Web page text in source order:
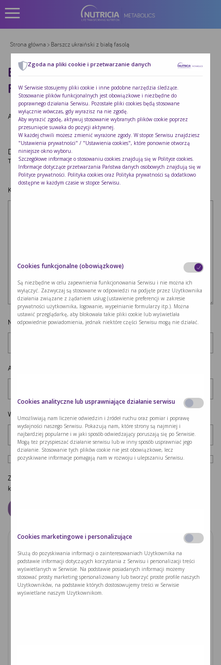
Strona główna> Barszcz ukraiński z białą fasolą
BARSZCZ UKRAIŃSKI Z BIAŁĄ
FASOLĄ
Autor:Redakcja Nutricia|Opublikowano:2022-10-24
Dodaj komentarz
Twój adres e-mail nie zostanie opublikowany. Wymagane pola są oznaczone
Komentarz
Nazwa*
Adres e-mail
Witryna internetowa
Zapamiętaj moje dane w tej przeglądarce podczas pisania kolejnych
komentarzy.
Zobacz również
PODUSZKI Z PAPIERU RYŻOWEGO Z
JACKFRUITEM I WARZYWAMI
Zgoda na pliki cookie i przetwarzanie danych
W Serwisie stosujemy pliki cookie i inne podobne narzędzia śledzące.
Stosowanie plików funkcjonalnych jest obowiązkowe i niezbędne do
poprawnego działania Serwisu. Pozostałe pliki cookies będą stosowane
wyłącznie wówczas, gdy wyrazisz na nie zgodę.
Aby wyrazić zgodę, aktywuj stosowanie wybranych plików cookie poprzez
przesunięcie suwaka do pozycji aktywnej.
W każdej chwili możesz zmienić wyrażone zgody. W stopce Serwisu znajdziesz
"Ustawienia prywatności" / "Ustawienia cookies", które ponownie otworzą
niniejsze okno wyboru.
Szczegółowe informacje o stosowaniu cookies znajdują się w Polityce cookies
Informacje dotyczące przetwarzania Państwa danych osobowych znajdują się w
Polityce prywatności . Polityka cookies oraz Polityka prywatności są dodatkowo
dostępne w każdym czasie w stopce Serwisu.
Cookies funkcjonalne (obowiązkowe)
Są niezbędne w celu zapewnienia funkcjonowania Serwisu i nie można ich
wyłączyć. Zazwyczaj są stosowane w odpowiedzi na podjęte przez Użytkownika
działania związane z żądaniem usług (ustawienie preferencji w zakresie
prywatności użytkownika, logowanie, wypełnianie formularzy itp.). Można
ustawić przeglądarkę, aby blokowała takie pliki cookie lub wyświetlała
odpowiednie powiadomienia, jednak niektóre części Serwisu mogą nie działać.
Cookies analityczne lub usprawniające działanie serwisu
Umożliwiają nam liczenie odwiedzin i źródeł ruchu oraz pomiar i poprawę
wydajności naszego Serwisu. Pokazują nam, które strony są najmniej i
najbardziej popularne i w jaki sposób odwiedzający poruszają się po Serwisie.
Mogą też przyspieszać działanie serwisu lub w inny sposób usprawniać jego
działanie. Stosowanie tych plików cookie nie jest obowiązkowe, lecz
pozyskiwane informacje pomagają nam w rozwoju i ulepszaniu Serwisu.
Cookies marketingowe i personalizujące
Służą do pozyskiwania informacji o zainteresowaniach Użytkownika na
podstawie informacji dotyczących korzystania z Serwisu i personalizacji treści
wyświetlanych w Serwisie. Na podstawie posiadanych informacji możemy
stosować prosty marketing spersonalizowany lub tworzyć proste profile naszych
Użytkowników, na podstawie których dostosowujemy treści w Serwisie
wyświetlane naszym Użytkownikom.